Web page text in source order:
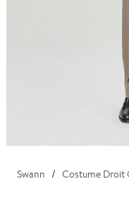
Swann Costume Droit